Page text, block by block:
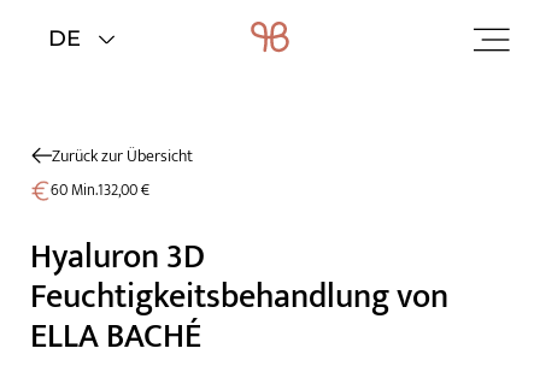
Home> Wellness Wohlfühlbehandlungen
Zurück zur Übersicht
60 Min.132,00 €
Hyaluron 3D
Feuchtigkeitsbehandlung von
ELLA BACHÉ